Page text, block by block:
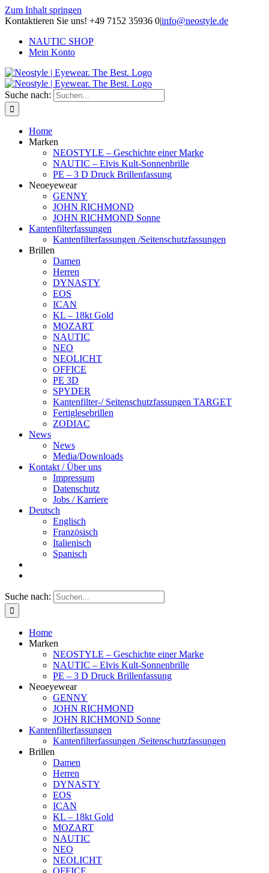
Zum Inhalt springen
Kontaktieren Sie uns! +49 7152 35936 0|info@neostyle.de
NAUTIC SHOP
Mein Konto
Suche nach:
Home
Marken
NEOSTYLE – Geschichte einer Marke
NAUTIC – Elvis Kult-Sonnenbrille
PE – 3 D Druck Brillenfassung
Neoeyewear
GENNY
JOHN RICHMOND
JOHN RICHMOND Sonne
Kantenfilterfassungen
Kantenfilterfassungen /Seitenschutzfassungen
Brillen
Damen
Herren
DYNASTY
EOS
ICAN
KL – 18kt Gold
MOZART
NAUTIC
NEO
NEOLICHT
OFFICE
PE 3D
SPYDER
Kantenfilter-/ Seitenschutzfassungen TARGET
Fertiglesebrillen
ZODIAC
News
News
Media/Downloads
Kontakt / Über uns
Impressum
Datenschutz
Jobs / Karriere
Deutsch
Englisch
Französisch
Italienisch
Spanisch
Suche nach:
Home
Marken
NEOSTYLE – Geschichte einer Marke
NAUTIC – Elvis Kult-Sonnenbrille
PE – 3 D Druck Brillenfassung
Neoeyewear
GENNY
JOHN RICHMOND
JOHN RICHMOND Sonne
Kantenfilterfassungen
Kantenfilterfassungen /Seitenschutzfassungen
Brillen
Damen
Herren
DYNASTY
EOS
ICAN
KL – 18kt Gold
MOZART
NAUTIC
NEO
NEOLICHT
OFFICE